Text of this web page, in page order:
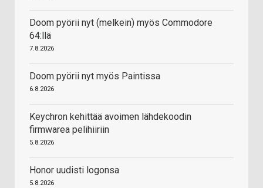
Doom pyörii nyt (melkein) myös Commodore
64:llä
7.8.2026
Doom pyörii nyt myös Paintissa
6.8.2026
Keychron kehittää avoimen lähdekoodin
firmwarea pelihiiriin
5.8.2026
Honor uudisti logonsa
5.8.2026